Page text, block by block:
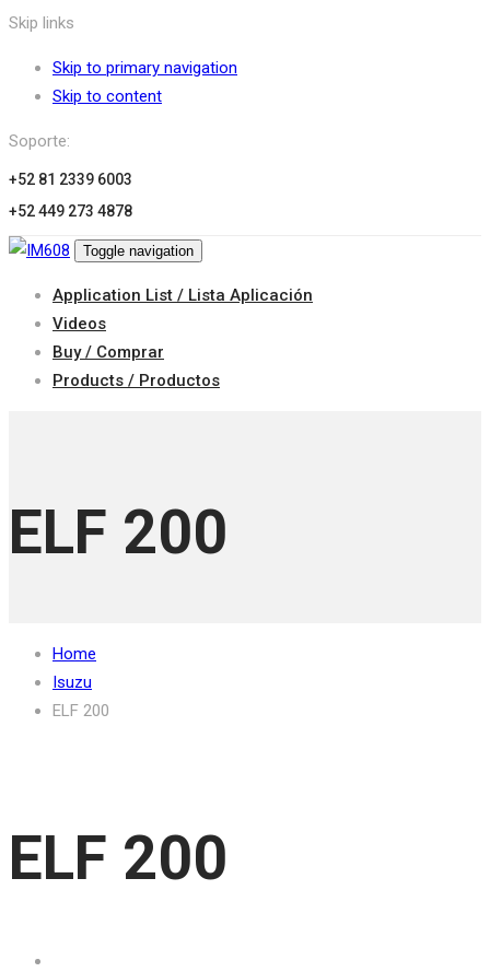
Skip links
Skip to primary navigation
Skip to content
Soporte:
+52 81 2339 6003
+52 449 273 4878
Toggle navigation
Application List / Lista Aplicación
Videos
Buy / Comprar
Products / Productos
ELF 200
Home
Isuzu
ELF 200
ELF 200